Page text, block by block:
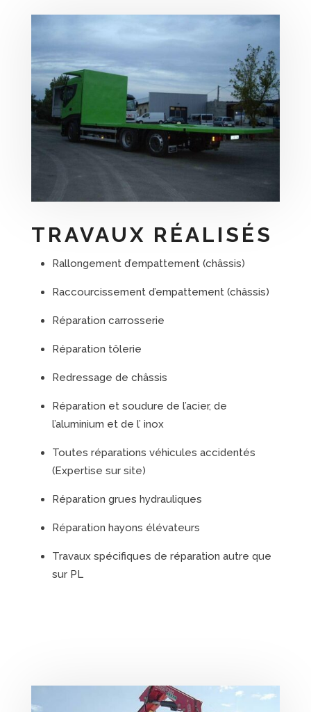
TRAVAUX RÉALISÉS
Rallongement d’empattement (châssis)
Raccourcissement d’empattement (châssis)
Réparation carrosserie
Réparation tôlerie
Redressage de châssis
Réparation et soudure de l’acier, de
l’aluminium et de l’ inox
Toutes réparations véhicules accidentés
(Expertise sur site)
Réparation grues hydrauliques
Réparation hayons élévateurs
Travaux spécifiques de réparation autre que
sur PL